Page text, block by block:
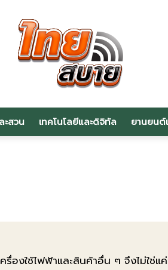
น่า
ะสวน เทคโนโลยีและดิจิทัล ยานยนต์
องใช้ไฟฟ้าและสินค้าอื่น ๆ จึงไม่ใช่แ